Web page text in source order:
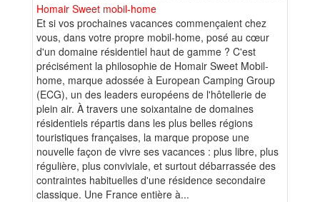
Homair Sweet mobil-home
Et si vos prochaines vacances commençaient chez
vous, dans votre propre mobil-home, posé au cœur
d'un domaine résidentiel haut de gamme ? C'est
précisément la philosophie de Homair Sweet Mobil-
home, marque adossée à European Camping Group
(ECG), un des leaders européens de l'hôtellerie de
plein air. À travers une soixantaine de domaines
résidentiels répartis dans les plus belles régions
touristiques françaises, la marque propose une
nouvelle façon de vivre ses vacances : plus libre, plus
régulière, plus conviviale, et surtout débarrassée des
contraintes habituelles d'une résidence secondaire
classique. Une France entière à...